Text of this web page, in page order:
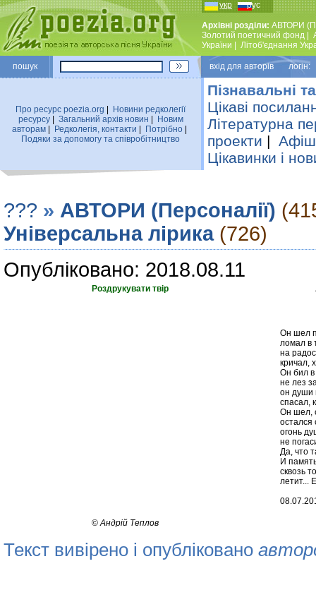
укр рус
Архівні розділи: АВТОРИ
Золотий поетичний фонд
України
Лiтоб'єднання
пошук вхiд для авторiв логін:
Про ресурс poezia.org
Новини редколегiї
ресурсу| Загальний архiв новин
Новим
авторам
Редколегiя, контакти Потрiбно
Подяки за допомогу та співробітництво
Пізнавальні
Цікаві
Літературна
проекти |
Цікавинки і
??? » АВТОРИ (Персоналії)
Універсальна лірика (726)
Опубліковано: 2018.08.11
Роздрукувати твір
Он шел
ломал в
на
кричал,
Он бил в
не лез
он души
спасал,
Он шел,
остался
огонь
не
Да, что
И
сквозь
летит...
©Андрій Теплов
Текст вивірено і опубліковано